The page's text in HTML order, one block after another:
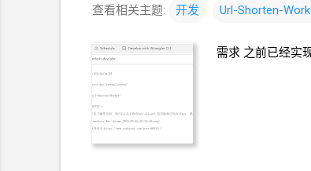
查看相关主题: 开发 Url-Shorten-
需求 之前已经实